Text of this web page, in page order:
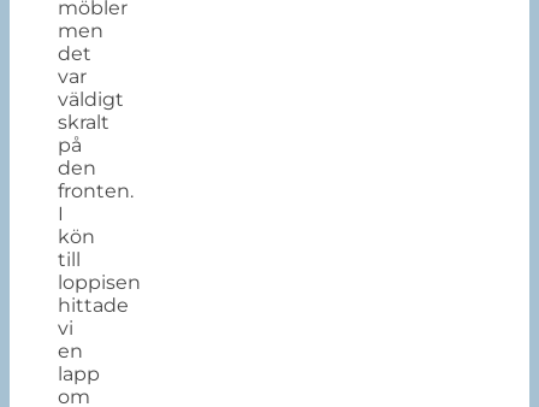
möbler
men
det
var
väldigt
skralt
på
den
fronten.
I
kön
till
loppisen
hittade
vi
en
lapp
om